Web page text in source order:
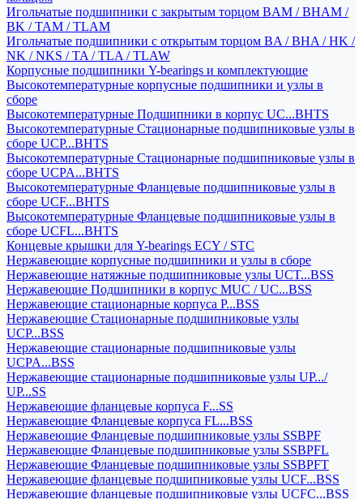
Игольчатые подшипники с закрытым торцом BAM / BHAM /
BK / TAM / TLAM
Игольчатые подшипники с открытым торцом BA / BHA / HK /
NK / NKS / TA / TLA / TLAW
Корпусные подшипники Y-bearings и комплектующие
Высокотемпературные корпусные подшипники и узлы в
сборе
Высокотемпературные Подшипники в корпус UC...BHTS
Высокотемпературные Стационарные подшипниковые узлы в
сборе UCP...BHTS
Высокотемпературные Стационарные подшипниковые узлы в
сборе UCPA...BHTS
Высокотемпературные Фланцевые подшипниковые узлы в
сборе UCF...BHTS
Высокотемпературные Фланцевые подшипниковые узлы в
сборе UCFL...BHTS
Концевые крышки для Y-bearings ECY / STC
Нержавеющие корпусные подшипники и узлы в сборе
Нержавеющие натяжные подшипниковые узлы UCT...BSS
Нержавеющие Подшипники в корпус MUC / UC...BSS
Нержавеющие стационарные корпуса P...BSS
Нержавеющие Стационарные подшипниковые узлы
UCP...BSS
Нержавеющие стационарные подшипниковые узлы
UCPA...BSS
Нержавеющие стационарные подшипниковые узлы UP.../
UP...SS
Нержавеющие фланцевые корпуса F...SS
Нержавеющие Фланцевые корпуса FL...BSS
Нержавеющие Фланцевые подшипниковые узлы SSBPF
Нержавеющие Фланцевые подшипниковые узлы SSBPFL
Нержавеющие Фланцевые подшипниковые узлы SSBPFT
Нержавеющие фланцевые подшипниковые узлы UCF...BSS
Нержавеющие фланцевые подшипниковые узлы UCFC...BSS